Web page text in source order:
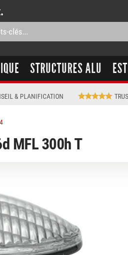
STRUCTURES ALU
& PLANIFICATION
MFL 300h T